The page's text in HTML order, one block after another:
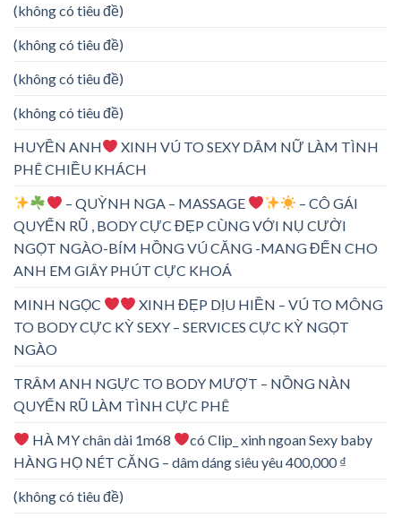
(không có tiêu đề)
(không có tiêu đề)
(không có tiêu đề)
(không có tiêu đề)
HUYỀN ANH
XINH VÚ TO SEXY DÂM NỮ LÀM TÌNH
PHÊ CHIỀU KHÁCH
– QUỲNH NGA – MASSAGE
– CÔ GÁI
QUYẾN RŨ , BODY CỰC ĐẸP CÙNG VỚI NỤ CƯỜI
NGỌT NGÀO-BÍM HỒNG VÚ CĂNG -MANG ĐẾN CHO
ANH EM GIÂY PHÚT CỰC KHOÁ
MINH NGỌC
XINH ĐẸP DỊU HIỀN – VÚ TO MÔNG
TO BODY CỰC KỲ SEXY – SERVICES CỰC KỲ NGỌT
NGÀO
TRÂM ANH NGỰC TO BODY MƯỢT – NỒNG NÀN
QUYẾN RŨ LÀM TÌNH CỰC PHÊ
HÀ MY chân dài 1m68
có Clip_ xinh ngoan Sexy baby
HÀNG HỌ NÉT CĂNG – dâm dáng siêu yêu 400,000 ₫
(không có tiêu đề)